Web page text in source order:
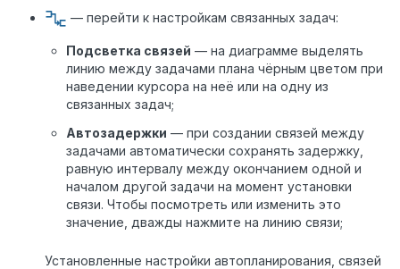
— перейти к настройкам связанных задач:
Подсветка связей — на диаграмме выделять
линию между задачами плана чёрным цветом при
наведении курсора на неё или на одну из
связанных задач;
Автозадержки — при создании связей между
задачами автоматически сохранять задержку,
равную интервалу между окончанием одной и
началом другой задачи на момент установки
связи. Чтобы посмотреть или изменить это
значение, дважды нажмите на линию связи;
Установленные настройки автопланирования, связей